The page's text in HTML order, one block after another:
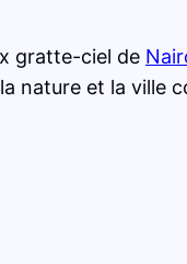
gratte-ciel de
nature et la ville